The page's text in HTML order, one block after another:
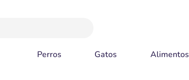
Perros Gatos Alimentos